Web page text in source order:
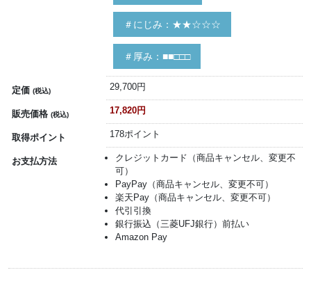
＃にじみ：★★☆☆☆
＃厚み：■■□□□
定価 (税込) 29,700円
販売価格 (税込) 17,820円
取得ポイント 178ポイント
お支払方法
クレジットカード（商品キャンセル、変更不
可）
PayPay（商品キャンセル、変更不可）
楽天Pay（商品キャンセル、変更不可）
代引引換
銀行振込（三菱UFJ銀行）前払い
Amazon Pay